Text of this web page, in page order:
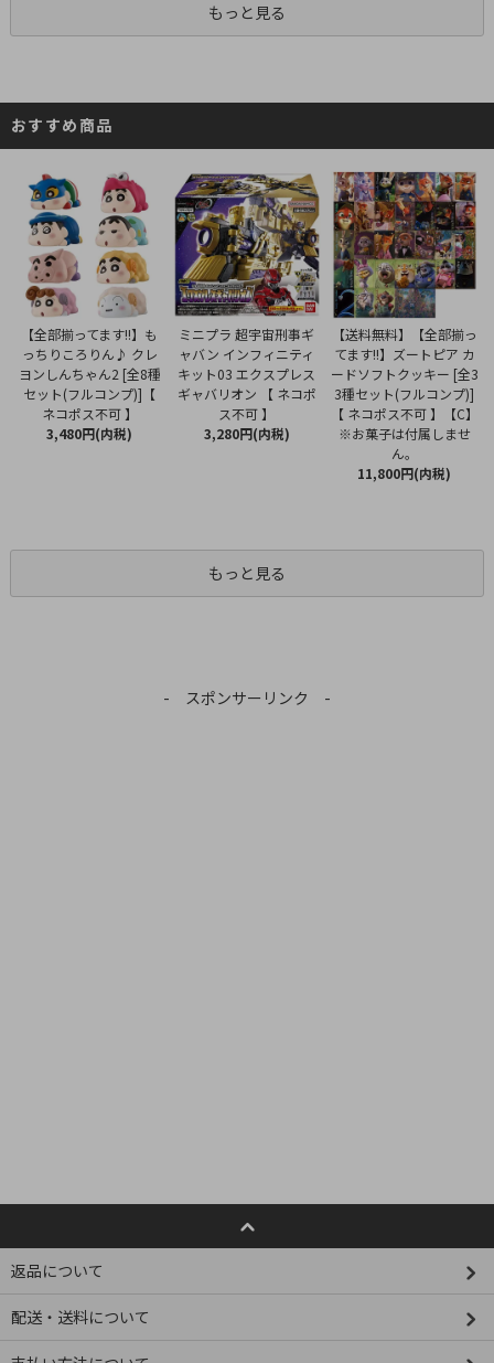
もっと見る
おすすめ商品
【全部揃ってます!!】も
っちりころりん♪ クレ
ヨンしんちゃん2 [全8種
セット(フルコンプ)]【
ネコポス不可 】
3,480円(内税)
ミニプラ 超宇宙刑事ギ
ャバン インフィニティ
キット03 エクスプレス
ギャバリオン 【 ネコポ
ス不可 】
3,280円(内税)
【送料無料】【全部揃っ
てます!!】ズートピア カ
ードソフトクッキー [全3
3種セット(フルコンプ)]
【 ネコポス不可 】【C】
※お菓子は付属しませ
ん。
11,800円(内税)
もっと見る
- スポンサーリンク -
返品について
配送・送料について